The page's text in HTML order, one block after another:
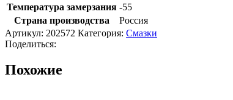
Температура замерзания -55
Страна производства
Россия
Артикул: 202572 Категория: Смазки
Поделиться:
Похожие